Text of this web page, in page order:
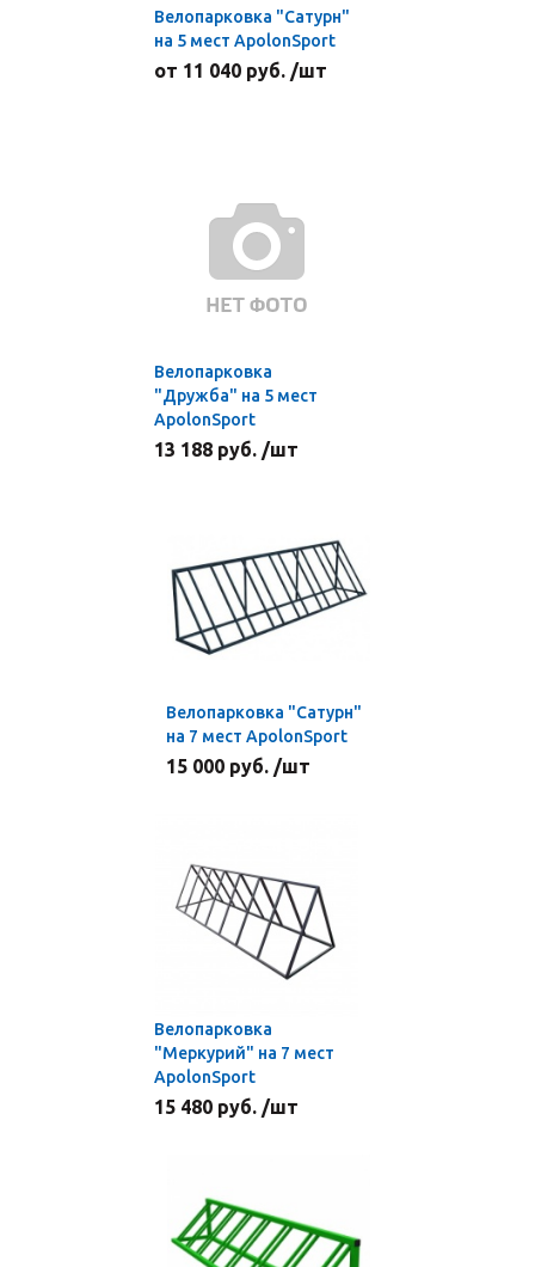
Велопарковка "Сатурн"
на 5 мест ApolonSport
от 11 040 руб. /шт
Велопарковка
"Дружба" на 5 мест
ApolonSport
13 188 руб. /шт
Велопарковка "Сатурн"
на 7 мест ApolonSport
15 000 руб. /шт
Велопарковка
"Меркурий" на 7 мест
ApolonSport
15 480 руб. /шт